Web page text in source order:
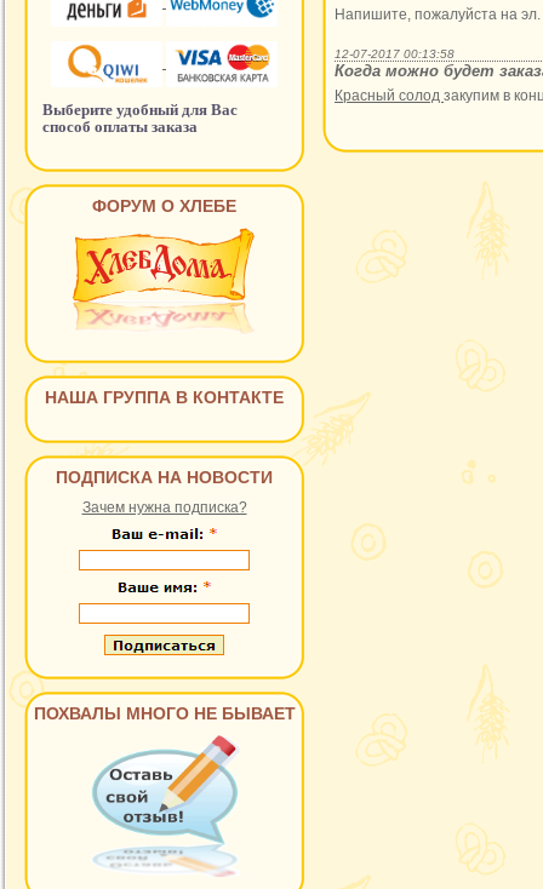
Выберите удобный для Вас
способ оплаты заказа
ФОРУМ О ХЛЕБЕ
НАША ГРУППА В КОНТАКТЕ
ПОДПИСКА НА НОВОСТИ
Зачем нужна подписка?
ПОХВАЛЫ МНОГО НЕ БЫВАЕТ
Напишите, пожалуйста на
12-07-2017 00:13:58
Когда можно будет
Красный солод закупим в